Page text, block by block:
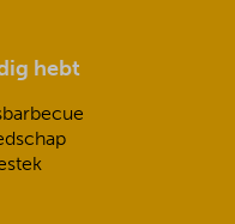
hebt